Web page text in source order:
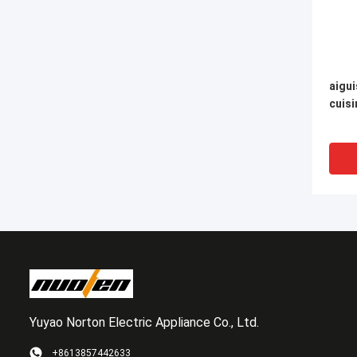
Yuyao Norton Electric Appliance Co., Ltd.
+8613857442633